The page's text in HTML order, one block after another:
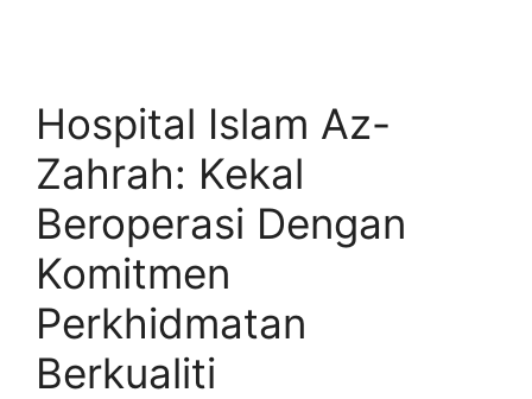
Hospital Islam Az-
Zahrah: Kekal
Beroperasi Dengan
Komitmen
Perkhidmatan
Berkualiti